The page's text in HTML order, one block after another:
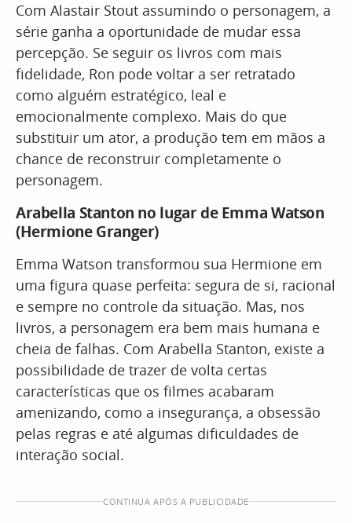
Com Alastair Stout assumindo o personagem, a
série ganha a oportunidade de mudar essa
percepção. Se seguir os livros com mais
fidelidade, Ron pode voltar a ser retratado
como alguém estratégico, leal e
emocionalmente complexo. Mais do que
substituir um ator, a produção tem em mãos a
chance de reconstruir completamente o
personagem.
Arabella Stanton no lugar de Emma Watson
(Hermione Granger)
Emma Watson transformou sua Hermione em
uma figura quase perfeita: segura de si, racional
e sempre no controle da situação. Mas, nos
livros, a personagem era bem mais humana e
cheia de falhas. Com Arabella Stanton, existe a
possibilidade de trazer de volta certas
características que os filmes acabaram
amenizando, como a insegurança, a obsessão
pelas regras e até algumas dificuldades de
interação social.
CONTINUA APÓS A PUBLICIDADE